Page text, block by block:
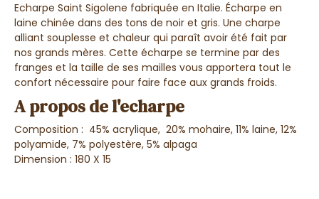
Echarpe Saint Sigolene fabriquée en Italie. Écharpe en
laine chinée dans des tons de noir et gris. Une charpe
alliant souplesse et chaleur qui paraît avoir été fait par
nos grands mères. Cette écharpe se termine par des
franges et la taille de ses mailles vous apportera tout le
confort nécessaire pour faire face aux grands froids.
A propos de l'echarpe
Composition : 45% acrylique, 20% mohaire, 11% laine, 12%
polyamide, 7% polyestère, 5% alpaga
Dimension : 180 X 15